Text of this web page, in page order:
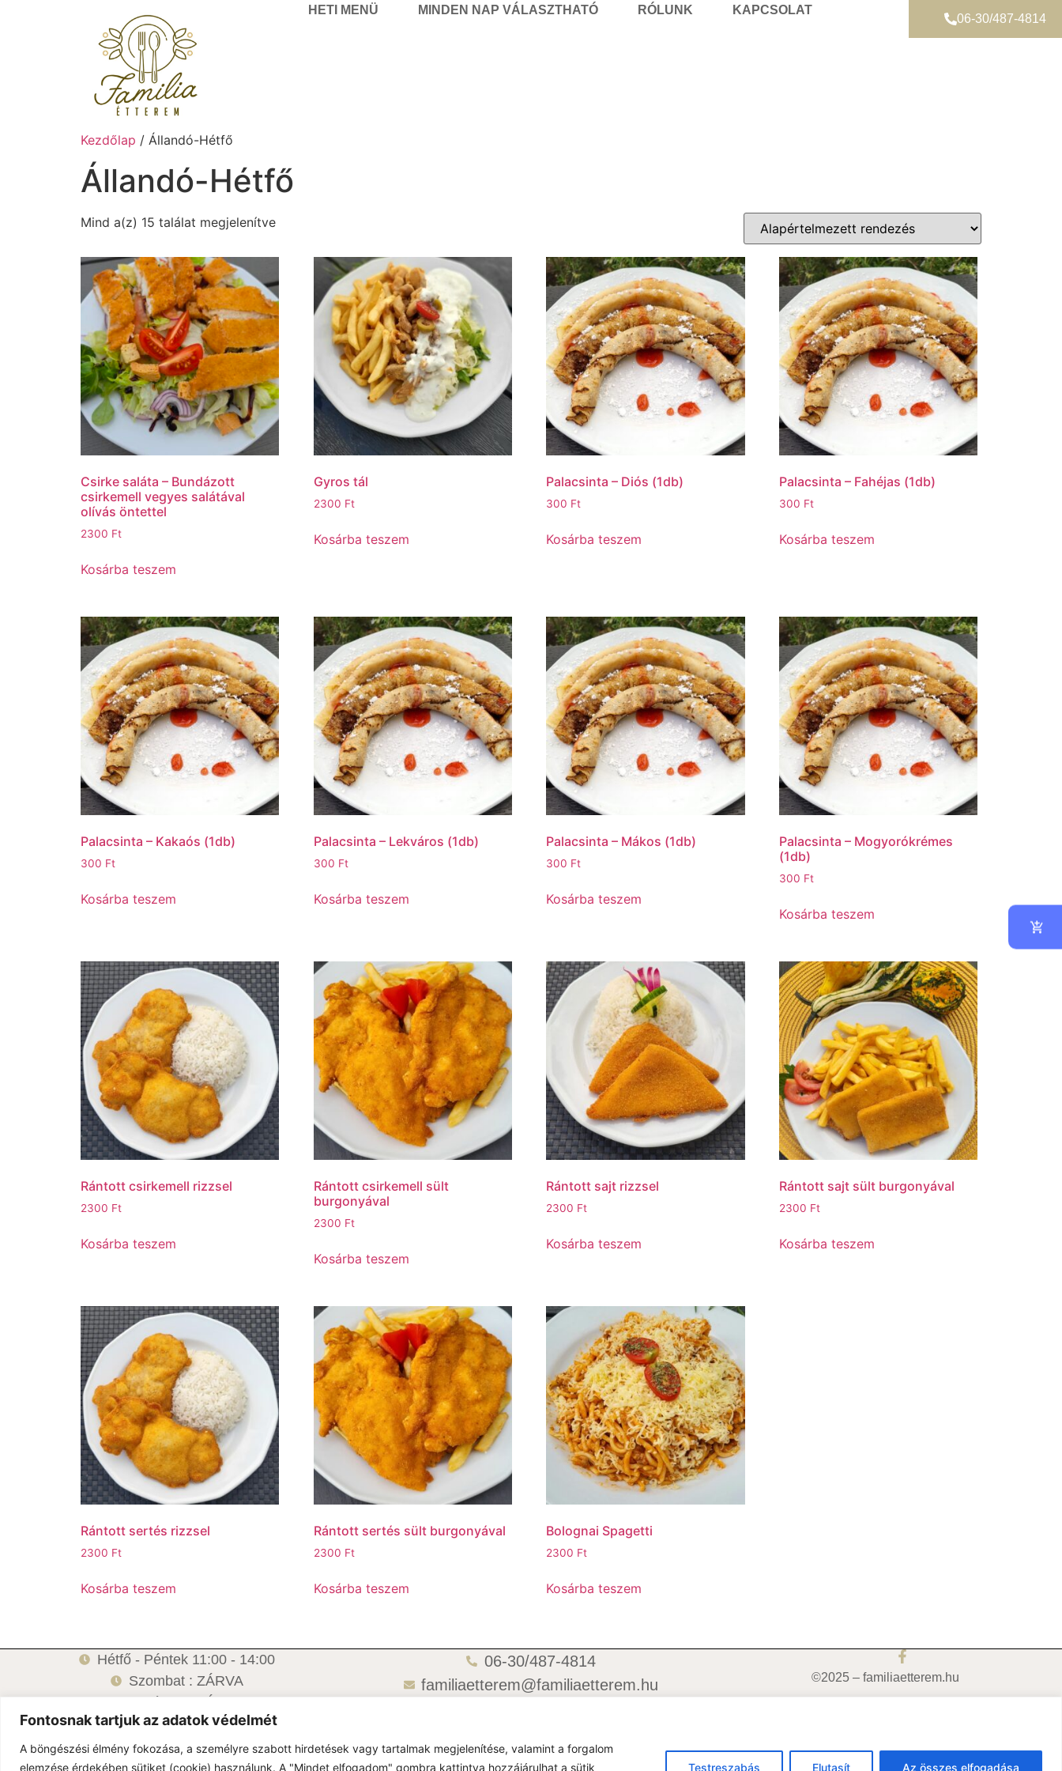
Fontosnak tartjuk az adatok védelmét
A böngészési élmény fokozása, a személyre szabott hirdetések vagy tartalmak megjelenítése, valamint a forgalom
elemzése érdekében sütiket (cookie) használunk. A "Mindet elfogadom" gombra kattintva hozzájárulhat a sütik
Testreszabás Elutasít Az összes elfogadása
HETI MENÜ MINDEN NAP VÁLASZTHATÓ RÓLUNK KAPCSOLAT
06-30/487-4814
Kezdőlap / Állandó-Hétfő
Állandó-Hétfő
Mind a(z) 15 találat megjelenítve
Csirke saláta – Bundázott
csirkemell vegyes salátával
olívás öntettel
2300 Ft
Kosárba teszem
Gyros tál
2300 Ft
Kosárba teszem
Palacsinta – Diós (1db)
300 Ft
Kosárba teszem
Palacsinta – Fahéjas (1db)
300 Ft
Kosárba teszem
Palacsinta – Kakaós (1db)
300 Ft
Kosárba teszem
Palacsinta – Lekváros (1db)
300 Ft
Kosárba teszem
Palacsinta – Mákos (1db)
300 Ft
Kosárba teszem
Palacsinta – Mogyorókrémes
(1db)
300 Ft
Kosárba teszem
Rántott csirkemell rizzsel
2300 Ft
Kosárba teszem
Rántott csirkemell sült
burgonyával
2300 Ft
Kosárba teszem
Rántott sajt rizzsel
2300 Ft
Kosárba teszem
Rántott sajt sült burgonyával
2300 Ft
Kosárba teszem
Rántott sertés rizzsel
2300 Ft
Kosárba teszem
Rántott sertés sült burgonyával
2300 Ft
Kosárba teszem
Bolognai Spagetti
2300 Ft
Kosárba teszem
Hétfő - Péntek 11:00 - 14:00
Szombat : ZÁRVA
Vasárnap: ZÁRVA
6500 Baja, Damjanich u.1.
06-30/487-4814
familiaetterem@familiaetterem.hu
©2025 – familiaetterem.hu